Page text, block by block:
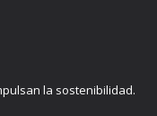
la sostenibilidad.